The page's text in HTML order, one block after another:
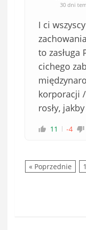
30 dni
I ci
to zasługa
cichego
korporacji
rosły,
11 -4
« Poprzednie 1